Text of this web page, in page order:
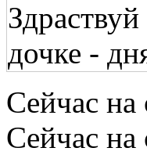
дочке -
Сейчас на
Сейчас на